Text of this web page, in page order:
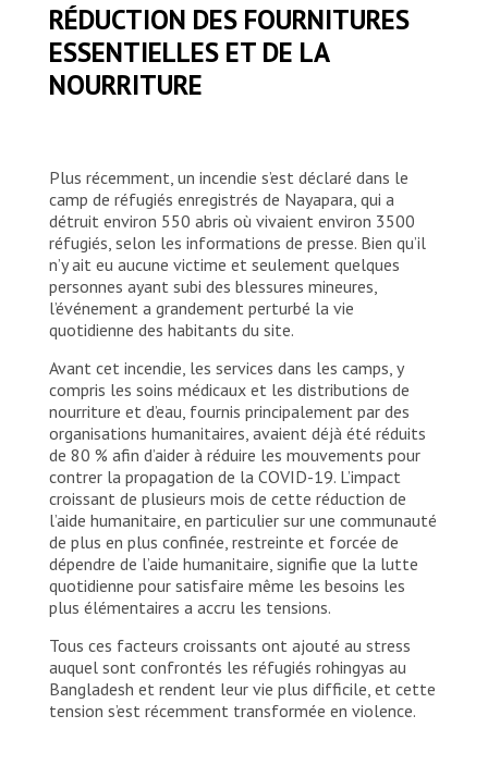
RÉDUCTION DES FOURNITURES
ESSENTIELLES ET DE LA
NOURRITURE
Plus récemment, un incendie s’est déclaré dans le
camp de réfugiés enregistrés de Nayapara, qui a
détruit environ 550 abris où vivaient environ 3500
réfugiés, selon les informations de presse. Bien qu’il
n’y ait eu aucune victime et seulement quelques
personnes ayant subi des blessures mineures,
l’événement a grandement perturbé la vie
quotidienne des habitants du site.
Avant cet incendie, les services dans les camps, y
compris les soins médicaux et les distributions de
nourriture et d’eau, fournis principalement par des
organisations humanitaires, avaient déjà été réduits
de 80 % afin d’aider à réduire les mouvements pour
contrer la propagation de la COVID-19. L’impact
croissant de plusieurs mois de cette réduction de
l’aide humanitaire, en particulier sur une communauté
de plus en plus confinée, restreinte et forcée de
dépendre de l’aide humanitaire, signifie que la lutte
quotidienne pour satisfaire même les besoins les
plus élémentaires a accru les tensions.
Tous ces facteurs croissants ont ajouté au stress
auquel sont confrontés les réfugiés rohingyas au
Bangladesh et rendent leur vie plus difficile, et cette
tension s’est récemment transformée en violence.